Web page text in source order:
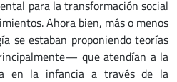
para la transformación social
Ahora bien, más o menos
se estaban proponiendo teorías
que atendían a la
en la infancia a través de la